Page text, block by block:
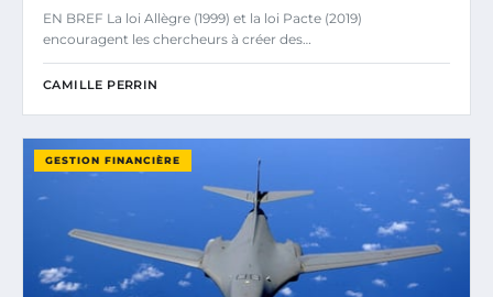
EN BREF La loi Allègre (1999) et la loi Pacte (2019)
encouragent les chercheurs à créer des…
CAMILLE PERRIN
GESTION FINANCIÈRE